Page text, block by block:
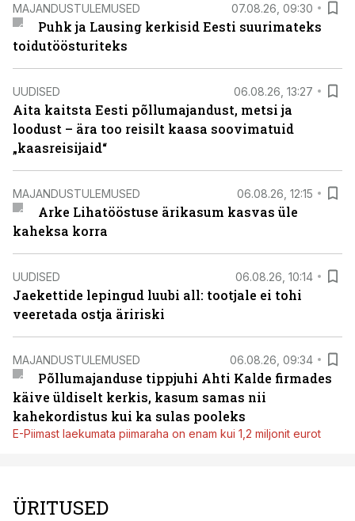
MAJANDUSTULEMUSED 07.08.26, 09:30
Puhk ja Lausing kerkisid Eesti suurimateks
toidutöösturiteks
UUDISED 06.08.26, 13:27
Aita kaitsta Eesti põllumajandust, metsi ja
loodust – ära too reisilt kaasa soovimatuid
„kaasreisijaid“
MAJANDUSTULEMUSED 06.08.26, 12:15
Arke Lihatööstuse ärikasum kasvas üle
kaheksa korra
UUDISED 06.08.26, 10:14
Jaekettide lepingud luubi all: tootjale ei tohi
veeretada ostja äririski
MAJANDUSTULEMUSED 06.08.26, 09:34
Põllumajanduse tippjuhi Ahti Kalde firmades
käive üldiselt kerkis, kasum samas nii
kahekordistus kui ka sulas pooleks
E-Piimast laekumata piimaraha on enam kui 1,2 miljonit eurot
ÜRITUSED